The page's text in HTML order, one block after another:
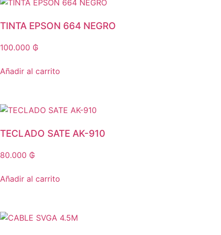
TINTA EPSON 664 NEGRO
100.000 ₲
Añadir al carrito
TECLADO SATE AK-910
80.000 ₲
Añadir al carrito